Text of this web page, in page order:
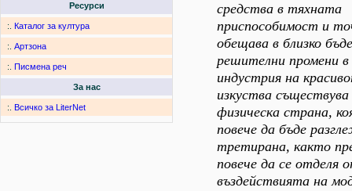
Ресурси
:. Каталог за култура
:. Артзона
:. Писмена реч
За нас
:. Всичко за LiterNet
средства в тяхната
приспособимост и
обещава в близко
решителни промени
индустрия на
изкуства съществува
физическа страна,
повече да бъде
третирана, както
повече да се отделя
въздействията на